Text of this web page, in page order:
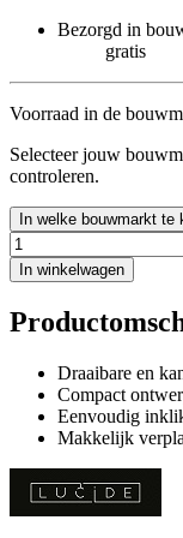
Bezorgd in
gratis
Voorraad in de
Selecteer jouw
controleren.
In welke bouwmarkt te
In winkelwagen
Draaibare en
Compact
Eenvoudig
Makkelijk